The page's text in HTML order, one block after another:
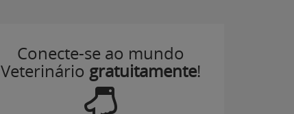
Conecte-se ao mundo
Veterinário gratuitamente!